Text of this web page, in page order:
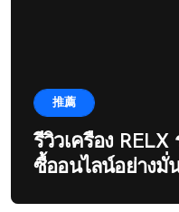
推薦
รีวิวเครื่อง
ซื้ออนไลน์อย่างมั่